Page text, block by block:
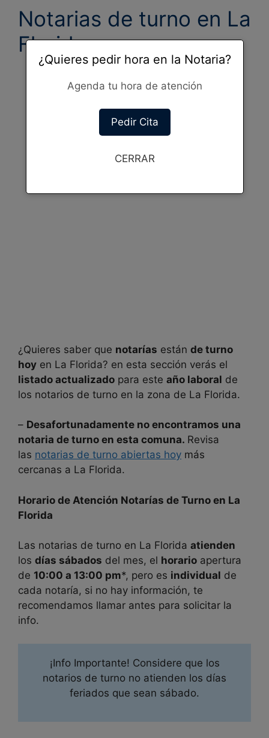
Notarias de turno en La
Florida
¿Quieres saber que notarías están de turno
hoy en La Florida? en esta sección verás el
listado actualizado para este año laboral de
los notarios de turno en la zona de La Florida.
– Desafortunadamente no encontramos una
notaria de turno en esta comuna. Revisa
las notarias de turno abiertas hoy más
cercanas a La Florida.
Horario de Atención Notarías de Turno en La
Florida
Las notarias de turno en La Florida atienden
los días sábados del mes, el horario apertura
de 10:00 a 13:00 pm*, pero es individual de
cada notaría, si no hay información, te
recomendamos llamar antes para solicitar la
info.
¡Info Importante! Considere que los
notarios de turno no atienden los días
feriados que sean sábado.
¿Quieres pedir hora en la Notaria?
Agenda tu hora de atención
Pedir Cita
CERRAR